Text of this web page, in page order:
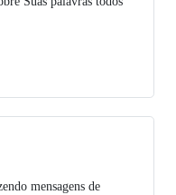
mensagens de